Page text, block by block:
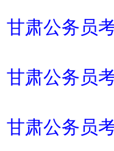
甘肃公务员
甘肃公务员
甘肃公务员